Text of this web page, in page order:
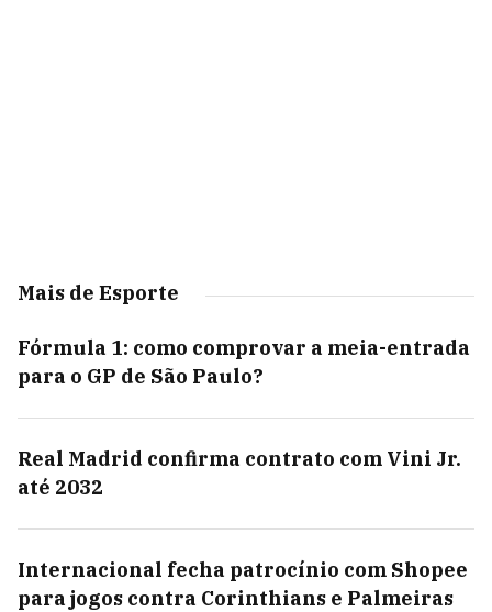
Mais de Esporte
Fórmula 1: como comprovar a meia-entrada
para o GP de São Paulo?
Real Madrid confirma contrato com Vini Jr.
até 2032
Internacional fecha patrocínio com Shopee
para jogos contra Corinthians e Palmeiras